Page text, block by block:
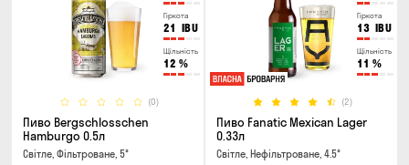
Гіркота
21 IBU
Щільність
12 %
(0)
Пиво Bergschlosschen
Hamburgo 0.5л
Світле, Фільтроване, 5°
Гіркота
13 IBU
Щільність
11 %
(2)
Пиво Fanatic Mexican Lager
0.33л
Світле, Нефільтроване, 4.5°